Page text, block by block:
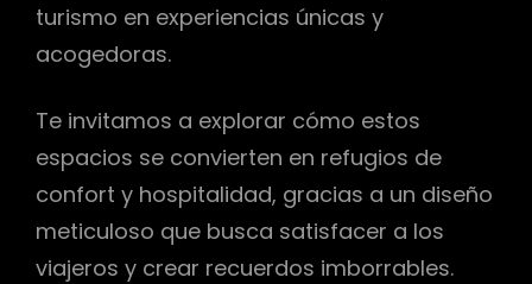
turismo en experiencias únicas y
acogedoras.
Te invitamos a explorar cómo estos
espacios se convierten en refugios de
confort y hospitalidad, gracias a un diseño
meticuloso que busca satisfacer a los
viajeros y crear recuerdos imborrables.